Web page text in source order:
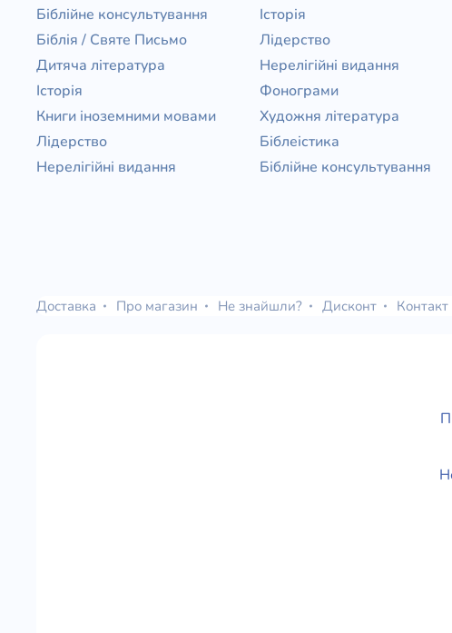
Біблійне консультування
Біблія / Святе Письмо
Дитяча література
Історія
Книги іноземними мовами
Лідерство
Нерелігійні видання
Історія
Лідерство
Нерелігійні видання
Фонограми
Художня література
Біблеістика
Біблійне консультування
Доставка Про магазин Не знайшли? Дисконт Контакт